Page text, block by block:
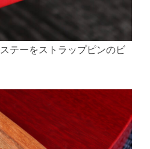
テーをストラップピンのビ